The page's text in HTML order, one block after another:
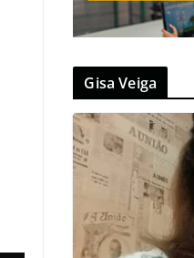
Gisa Veiga